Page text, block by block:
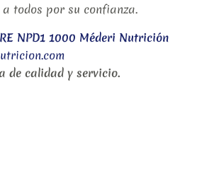
todos por su confianza.
NPD1 1000 Méderi Nutrición
de calidad y servicio.